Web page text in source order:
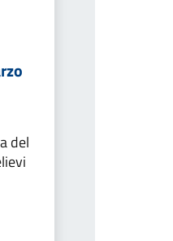
del